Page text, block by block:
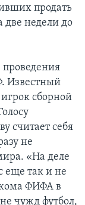
продать
две недели до
проведения
Известный
сборной
считает себя
не
«На деле
еще так и не
ФИФА в
чужд футбол,